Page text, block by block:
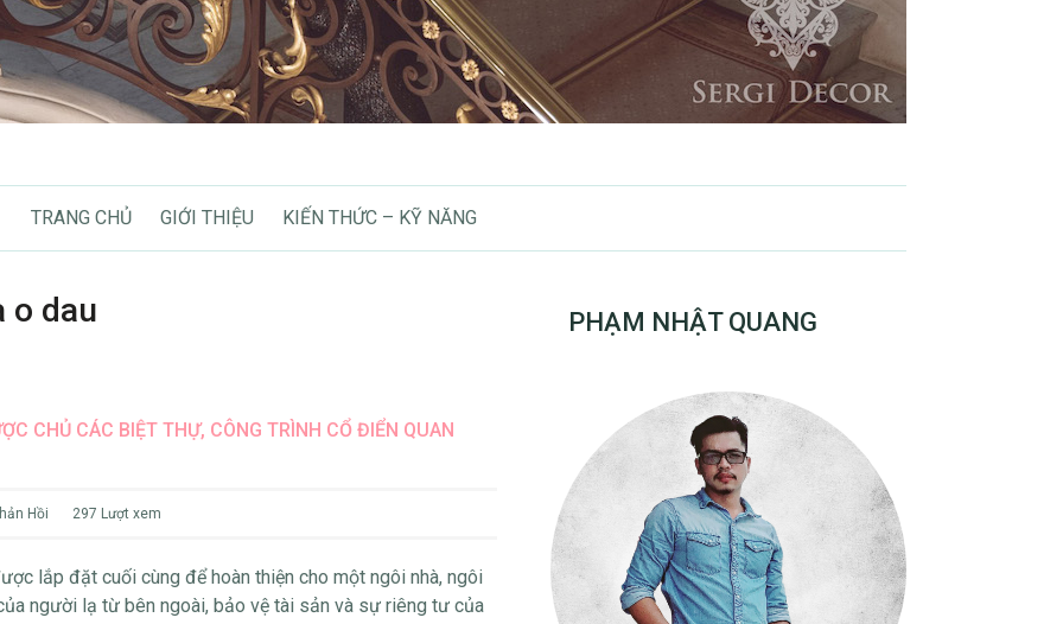
TRANG CHỦ GIỚI THIỆU KIẾN THỨC – KỸ NĂNG
o dau
CHỦ CÁC BIỆT THỰ, CÔNG TRÌNH CỔ ĐIỂN QUAN
Hồi 297 Lượt xem
lắp đặt cuối cùng để hoàn thiện cho một ngôi nhà, ngôi
người lạ từ bên ngoài, bảo vệ tài sản và sự riêng tư của
PHẠM NHẬT QUANG